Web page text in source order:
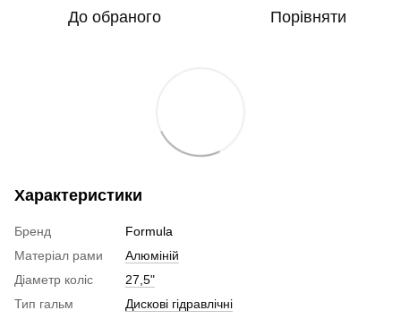
До обраного Порівняти
Характеристики
Бренд
Formula
Матеріал рами
Алюміній
Діаметр коліс
27,5"
Тип гальм
Дискові гідравлічні